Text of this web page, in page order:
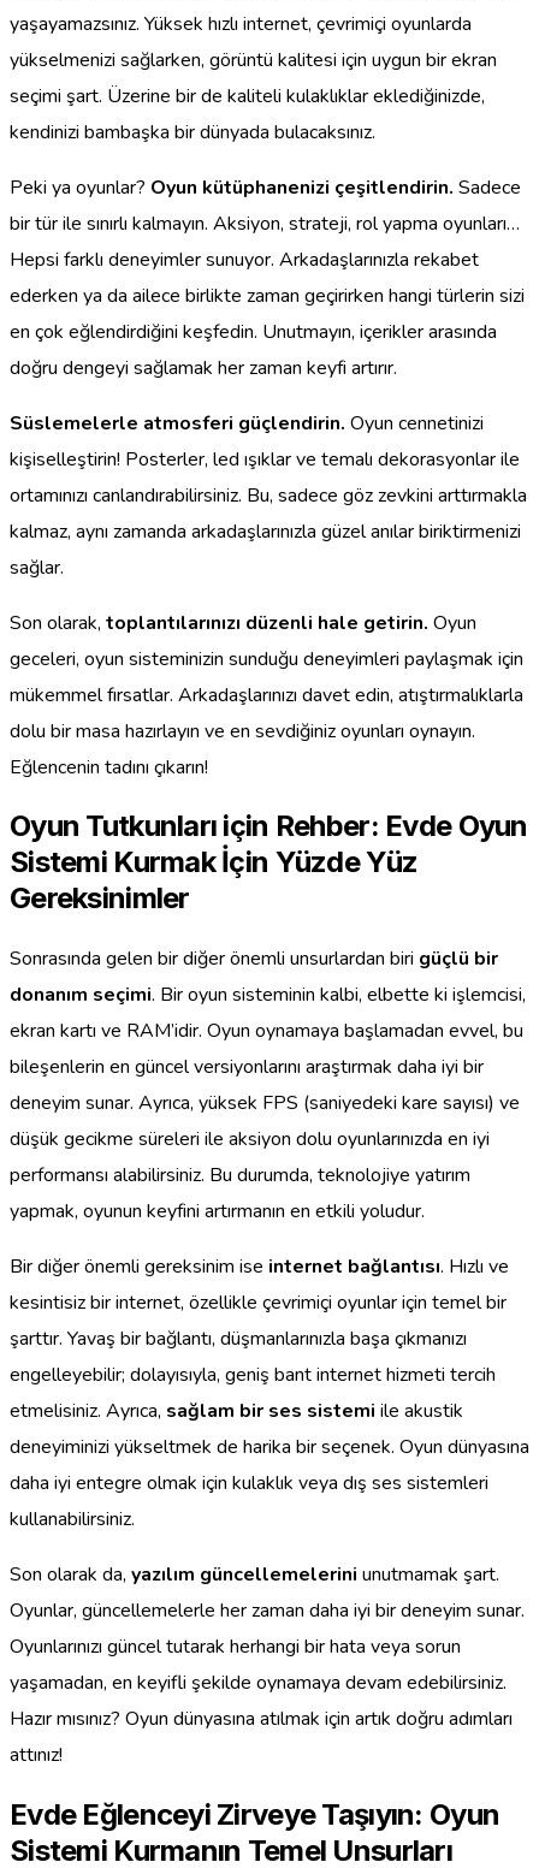
yaşayamazsınız. Yüksek hızlı internet, çevrimiçi oyunlarda
yükselmenizi sağlarken, görüntü kalitesi için uygun bir ekran
seçimi şart. Üzerine bir de kaliteli kulaklıklar eklediğinizde,
kendinizi bambaşka bir dünyada bulacaksınız.
Peki ya oyunlar? Oyun kütüphanenizi çeşitlendirin. Sadece
bir tür ile sınırlı kalmayın. Aksiyon, strateji, rol yapma oyunları…
Hepsi farklı deneyimler sunuyor. Arkadaşlarınızla rekabet
ederken ya da ailece birlikte zaman geçirirken hangi türlerin sizi
en çok eğlendirdiğini keşfedin. Unutmayın, içerikler arasında
doğru dengeyi sağlamak her zaman keyfi artırır.
Süslemelerle atmosferi güçlendirin. Oyun cennetinizi
kişiselleştirin! Posterler, led ışıklar ve temalı dekorasyonlar ile
ortamınızı canlandırabilirsiniz. Bu, sadece göz zevkini arttırmakla
kalmaz, aynı zamanda arkadaşlarınızla güzel anılar biriktirmenizi
sağlar.
Son olarak, toplantılarınızı düzenli hale getirin. Oyun
geceleri, oyun sisteminizin sunduğu deneyimleri paylaşmak için
mükemmel fırsatlar. Arkadaşlarınızı davet edin, atıştırmalıklarla
dolu bir masa hazırlayın ve en sevdiğiniz oyunları oynayın.
Eğlencenin tadını çıkarın!
Oyun Tutkunları için Rehber: Evde Oyun
Sistemi Kurmak İçin Yüzde Yüz
Gereksinimler
Sonrasında gelen bir diğer önemli unsurlardan biri güçlü bir
donanım seçimi. Bir oyun sisteminin kalbi, elbette ki işlemcisi,
ekran kartı ve RAM’idir. Oyun oynamaya başlamadan evvel, bu
bileşenlerin en güncel versiyonlarını araştırmak daha iyi bir
deneyim sunar. Ayrıca, yüksek FPS (saniyedeki kare sayısı) ve
düşük gecikme süreleri ile aksiyon dolu oyunlarınızda en iyi
performansı alabilirsiniz. Bu durumda, teknolojiye yatırım
yapmak, oyunun keyfini artırmanın en etkili yoludur.
Bir diğer önemli gereksinim ise internet bağlantısı. Hızlı ve
kesintisiz bir internet, özellikle çevrimiçi oyunlar için temel bir
şarttır. Yavaş bir bağlantı, düşmanlarınızla başa çıkmanızı
engelleyebilir; dolayısıyla, geniş bant internet hizmeti tercih
etmelisiniz. Ayrıca, sağlam bir ses sistemi ile akustik
deneyiminizi yükseltmek de harika bir seçenek. Oyun dünyasına
daha iyi entegre olmak için kulaklık veya dış ses sistemleri
kullanabilirsiniz.
Son olarak da, yazılım güncellemelerini unutmamak şart.
Oyunlar, güncellemelerle her zaman daha iyi bir deneyim sunar.
Oyunlarınızı güncel tutarak herhangi bir hata veya sorun
yaşamadan, en keyifli şekilde oynamaya devam edebilirsiniz.
Hazır mısınız? Oyun dünyasına atılmak için artık doğru adımları
attınız!
Evde Eğlenceyi Zirveye Taşıyın: Oyun
Sistemi Kurmanın Temel Unsurları